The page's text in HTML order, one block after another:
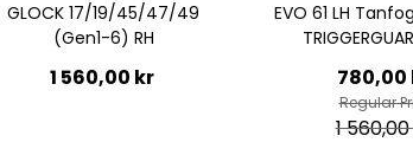
45/47/49
EVO 61 LH Tanfoglio SQUERE
TRIGGERGUARD (L31)
Special